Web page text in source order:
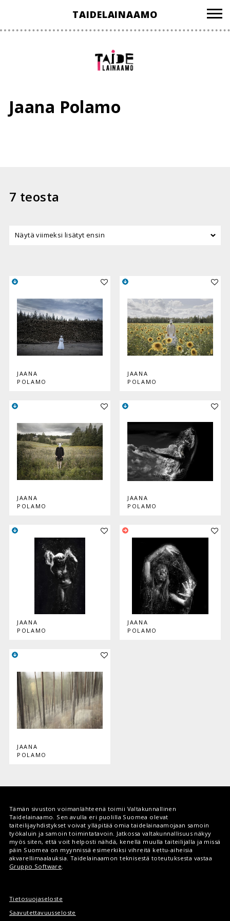
TAIDELAINAAMO
Jaana Polamo
7 teosta
Lisää teos kokoelmaan
JAANA
POLAMO
Lisää
JAANA
POLAMO
Lisää teos kokoelmaan
JAANA
POLAMO
Lisää
JAANA
POLAMO
Lisää teos kokoelmaan
JAANA
POLAMO
Lisää
JAANA
POLAMO
Lisää teos kokoelmaan
JAANA
POLAMO
Tämän sivuston voimanlähteenä toimii Valtakunnallinen
Taidelainaamo. Sen avulla eri puolilla Suomea olevat
taiteilijayhdistykset voivat ylläpitää omia taidelainaamojaan samoin
työkaluin ja samoin toimintatavoin. Jatkossa valtakunnallisuus näkyy
myös siten, että voit helposti nähdä, kenellä muulla taiteilijalla ja missä
päin Suomea on myynnissä esimerkiksi vihreitä kettu-aiheisia
akvarellimaalauksia. Taidelainaamon teknisestä toteutuksesta vastaa
Gruppo Software.
Tietosuojaseloste
Saavutettavuusseloste